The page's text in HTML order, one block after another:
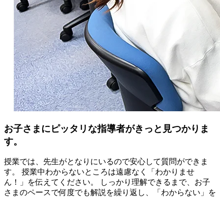
お子さまにピッタリな指導者がきっと見つかりま
す。
授業では、先生がとなりにいるので安心して質問ができま
す。 授業中わからないところは遠慮なく「わかりませ
ん！」を伝えてください。 しっかり理解できるまで、お子
さまのペースで何度でも解説を繰り返し、「わからない」を